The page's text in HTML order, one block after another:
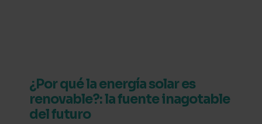
¿Por qué la energía solar es
renovable?: la fuente inagotable
del futuro